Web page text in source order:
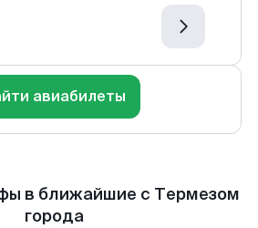
авиабилеты
в ближайшие с Термезом
города